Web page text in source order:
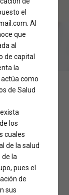
el
Al
que
al
de capital
la
como
de Salud
los
cuales
de la salud
de la
pues el
de
sus